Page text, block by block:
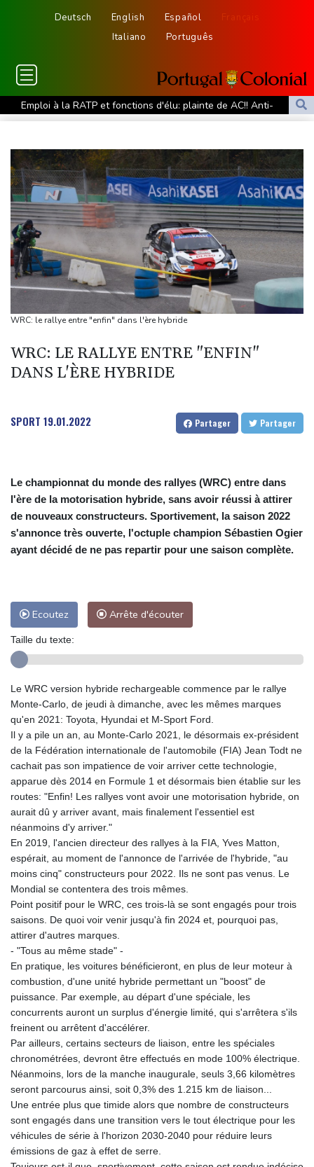
Deutsch English Español
Italiano
Português
Emploi à la RATP et fonctions d'élu: plainte de AC!! Anti-
Corruption visant Bally Bagayoko
municipal de Cagnes-sur-Mer
Face à la guerre, Arabie saoudite, Pakistan et Turquie scellent un
pacte de défense
Euro de natation: Olivier et Fontaine offrent aux Bleus deux
médailles en eau libre
L'Eglise détaille le riche programme du pape en France fin
septembre
Les Bourses européennes en hausse dans l'attente des chiffres
de l'emploi américain
en lice
Grèce : trois personnes en détention provisoire après l'incendie à
Meta sommé de verser près d'un milliard de dollars pour réparer
jours en France
WRC: le rallye entre "enfin" dans l'ère hybride
WRC: LE RALLYE ENTRE "ENFIN"
DANS L'ÈRE HYBRIDE
SPORT 19.01.2022 Partager Partager
Le championnat du monde des rallyes (WRC) entre dans
l'ère de la motorisation hybride, sans avoir réussi à attirer
de nouveaux constructeurs. Sportivement, la saison 2022
s'annonce très ouverte, l'octuple champion Sébastien Ogier
ayant décidé de ne pas repartir pour une saison complète.
Ecoutez Arrête d'écouter
Taille du texte:
Le WRC version hybride rechargeable commence par le rallye
Monte-Carlo, de jeudi à dimanche, avec les mêmes marques
qu'en 2021: Toyota, Hyundai et M-Sport Ford.
Il y a pile un an, au Monte-Carlo 2021, le désormais ex-président
de la Fédération internationale de l'automobile (FIA) Jean Todt ne
cachait pas son impatience de voir arriver cette technologie,
apparue dès 2014 en Formule 1 et désormais bien établie sur les
routes: "Enfin! Les rallyes vont avoir une motorisation hybride, on
aurait dû y arriver avant, mais finalement l'essentiel est
néanmoins d'y arriver."
En 2019, l'ancien directeur des rallyes à la FIA, Yves Matton,
espérait, au moment de l'annonce de l'arrivée de l'hybride, "au
moins cinq" constructeurs pour 2022. Ils ne sont pas venus. Le
Mondial se contentera des trois mêmes.
Point positif pour le WRC, ces trois-là se sont engagés pour trois
saisons. De quoi voir venir jusqu'à fin 2024 et, pourquoi pas,
attirer d'autres marques.
- "Tous au même stade" -
En pratique, les voitures bénéficieront, en plus de leur moteur à
combustion, d'une unité hybride permettant un "boost" de
puissance. Par exemple, au départ d'une spéciale, les
concurrents auront un surplus d'énergie limité, qui s'arrêtera s'ils
freinent ou arrêtent d'accélérer.
Par ailleurs, certains secteurs de liaison, entre les spéciales
chronométrées, devront être effectués en mode 100% électrique.
Néanmoins, lors de la manche inaugurale, seuls 3,66 kilomètres
seront parcourus ainsi, soit 0,3% des 1.215 km de liaison...
Une entrée plus que timide alors que nombre de constructeurs
sont engagés dans une transition vers le tout électrique pour les
véhicules de série à l'horizon 2030-2040 pour réduire leurs
émissions de gaz à effet de serre.